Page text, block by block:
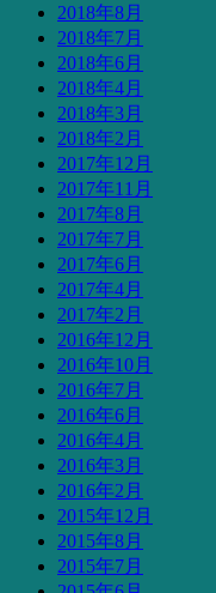
2018年8月
2018年7月
2018年6月
2018年4月
2018年3月
2018年2月
2017年12月
2017年11月
2017年8月
2017年7月
2017年6月
2017年4月
2017年2月
2016年12月
2016年10月
2016年7月
2016年6月
2016年4月
2016年3月
2016年2月
2015年12月
2015年8月
2015年7月